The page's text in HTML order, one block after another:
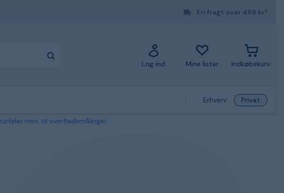
Fri fragt over 499 kr*
Log ind Mine lister Indkøbskurv
Erhverv Privat
mini, til overflademålinger